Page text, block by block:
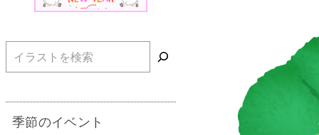
検索
季節のイベント